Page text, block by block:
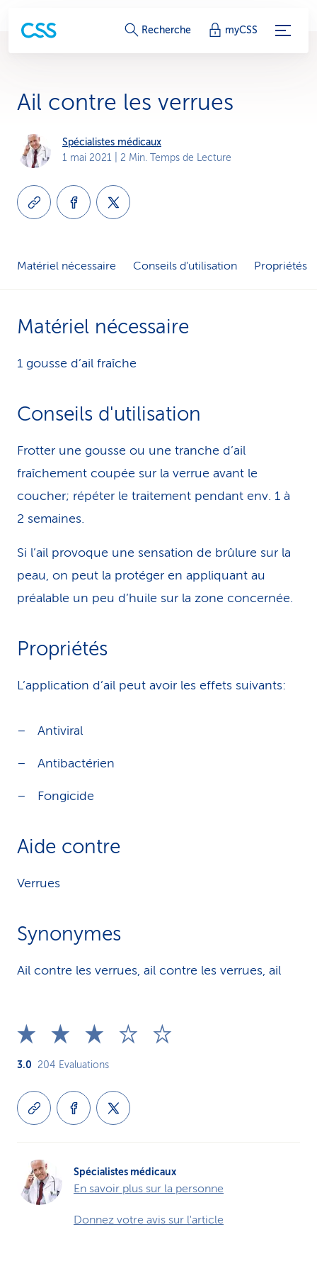
L
e
s
e
i
c
Recherche myCSS
Ail contre les verrues
Spécialistes médicaux
1 mai 2021 | 2 Min. Temps de Lecture
Matériel nécessaire Conseils d'utilisation Propriétés
Matériel nécessaire
1 gousse d’ail fraîche
Conseils d'utilisation
Frotter une gousse ou une tranche d’ail
fraîchement coupée sur la verrue avant le
coucher; répéter le traitement pendant env. 1 à
2 semaines.
Si l’ail provoque une sensation de brûlure sur la
peau, on peut la protéger en appliquant au
préalable un peu d’huile sur la zone concernée.
Propriétés
L’application d’ail peut avoir les effets suivants:
Antiviral
Antibactérien
Fongicide
Aide contre
Verrues
Synonymes
Ail contre les verrues, ail contre les verrues, ail
3.0 204 Evaluations
Spécialistes médicaux
En savoir plus sur la personne
Donnez votre avis sur l'article